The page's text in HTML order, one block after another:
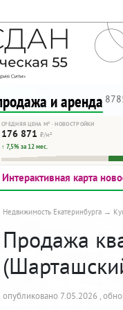
только
и аренда
СРЕДНЯЯ ЦЕНА М² · НОВОСТРОЙКИ
176 871 ₽/м²
↑ 7,5% за 12 мес.
Интерактивная карта
Недвижимость Екатеринбурга
Продажа
опубликовано 7.05.2026 ,